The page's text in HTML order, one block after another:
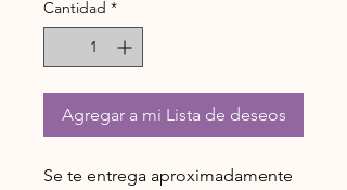
Cantidad *
Agregar a mi Lista de deseos
Se te entrega aproximadamente